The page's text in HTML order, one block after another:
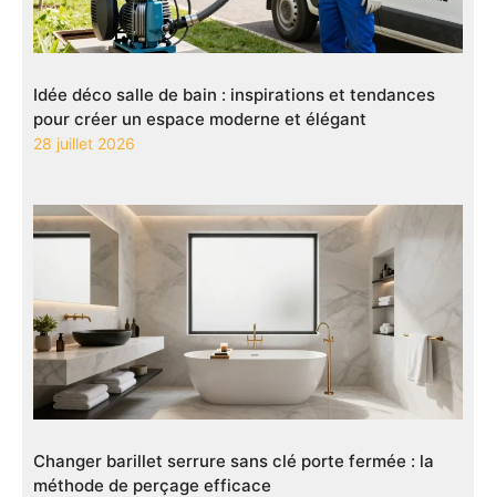
Idée déco salle de bain : inspirations et tendances
pour créer un espace moderne et élégant
28 juillet 2026
Changer barillet serrure sans clé porte fermée : la
méthode de perçage efficace